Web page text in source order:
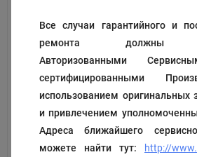
Все случаи гарантийного и
ремонта должны
Авторизованными
сертифицированными
использованием оригинальных
и привлечением
Адреса ближайшего
можете найти тут: http://
прокладка
109211
₽
Код:
573 ₽